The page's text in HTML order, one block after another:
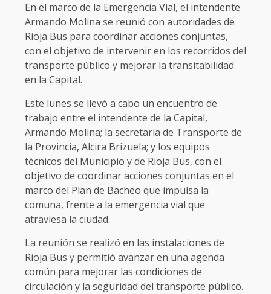
En el marco de la Emergencia Vial, el intendente
Armando Molina se reunió con autoridades de
Rioja Bus para coordinar acciones conjuntas,
con el objetivo de intervenir en los recorridos del
transporte público y mejorar la transitabilidad
en la Capital.
Este lunes se llevó a cabo un encuentro de
trabajo entre el intendente de la Capital,
Armando Molina; la secretaria de Transporte de
la Provincia, Alcira Brizuela; y los equipos
técnicos del Municipio y de Rioja Bus, con el
objetivo de coordinar acciones conjuntas en el
marco del Plan de Bacheo que impulsa la
comuna, frente a la emergencia vial que
atraviesa la ciudad.
La reunión se realizó en las instalaciones de
Rioja Bus y permitió avanzar en una agenda
común para mejorar las condiciones de
circulación y la seguridad del transporte público.